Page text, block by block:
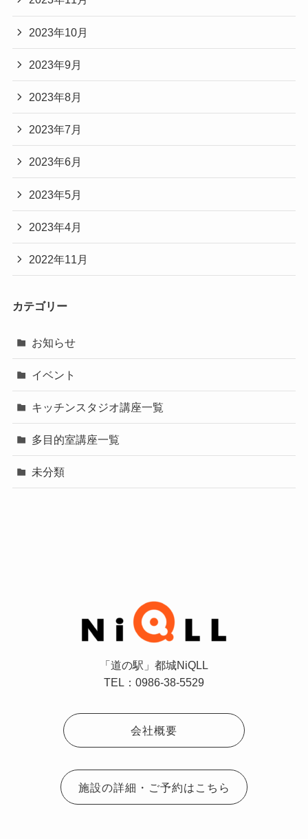
2023年10月
2023年9月
2023年8月
2023年7月
2023年6月
2023年5月
2023年4月
2022年11月
カテゴリー
お知らせ
イベント
キッチンスタジオ講座一覧
多目的室講座一覧
未分類
「道の駅」都城NiQLL
TEL：0986-38-5529
会社概要
施設の詳細・ご予約はこちら